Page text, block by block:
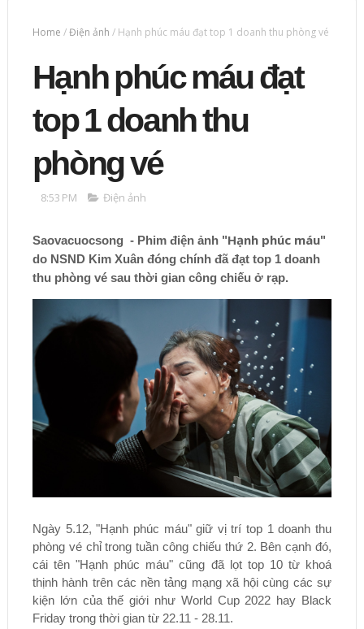
Home /Điện ảnh / Hạnh phúc máu đạt top 1 doanh thu phòng vé
Hạnh phúc máu đạt
top 1 doanh thu
phòng vé
8:53 PM Điện ảnh
Saovacuocsong - Phim điện ảnh "Hạnh phúc máu"
do NSND Kim Xuân đóng chính đã đạt top 1 doanh
thu phòng vé sau thời gian công chiếu ở rạp.
Ngày 5.12, "Hạnh phúc máu" giữ vị trí top 1 doanh thu
phòng vé chỉ trong tuần công chiếu thứ 2. Bên cạnh đó,
cái tên "Hạnh phúc máu" cũng đã lọt top 10 từ khoá
thịnh hành trên các nền tảng mạng xã hội cùng các sự
kiện lớn của thế giới như World Cup 2022 hay Black
Friday trong thời gian từ 22.11 - 28.11.